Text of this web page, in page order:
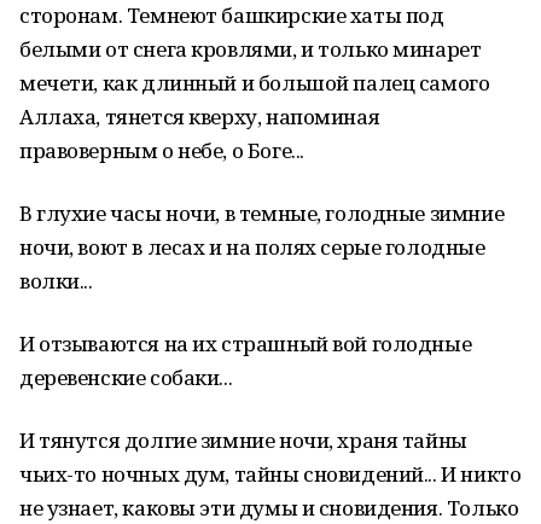
сторонам. Темнеют башкирские хаты под
белыми от снега кровлями, и только минарет
мечети, как длинный и большой палец самого
Аллаха, тянется кверху, напоминая
правоверным о небе, о Боге...
В глухие часы ночи, в темные, голодные зимние
ночи, воют в лесах и на полях серые голодные
волки...
И отзываются на их страшный вой голодные
деревенские собаки...
И тянутся долгие зимние ночи, храня тайны
чьих-то ночных дум, тайны сновидений... И никто
не узнает, каковы эти думы и сновидения. Только